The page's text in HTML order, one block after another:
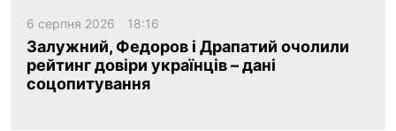
6 серпня 2026 18:16
Залужний, Федоров і Драпатий очолили
рейтинг довіри українців – дані
соцопитування